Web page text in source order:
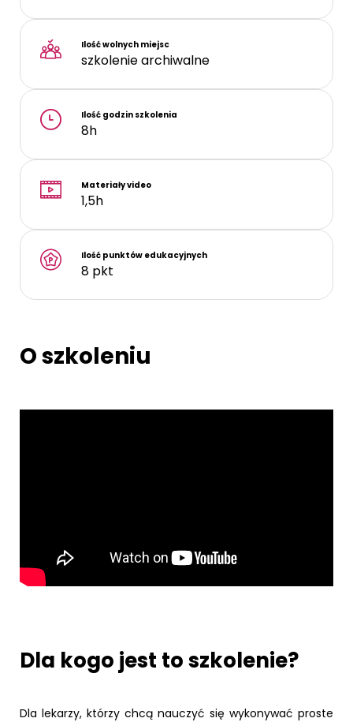
Ilość wolnych miejsc
szkolenie archiwalne
Ilość godzin szkolenia
8h
Materiały video
1,5h
Ilość punktów edukacyjnych
8 pkt
O szkoleniu
Dla kogo jest to szkolenie?
Dla lekarzy, którzy chcą nauczyć się wykonywać proste